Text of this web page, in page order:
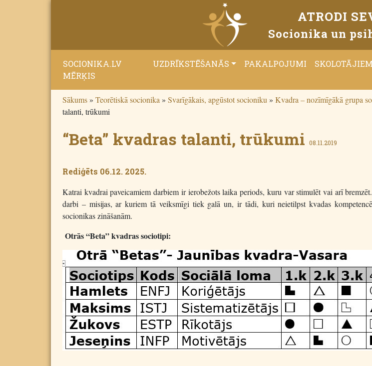
ATRODI
Socionika un
SOCIONIKA.LV
MĒRĶIS
UZDRĪKSTĒŠANĀS PAKALPOJUMI
Sākums» Teorētiskā socionika » Svarīgākais, apgūstot socioniku » Kvadra – nozīmīgākā grupa
talanti, trūkumi
“Beta” kvadras talanti, trūkumi 08.11.2019
Rediģēts 06.12. 2025.
Katrai kvadrai paveicamiem darbiem ir ierobežots laika periods, kuru var stimulēt vai arī
darbi – misijas, ar kuriem tā veiksmīgi tiek galā un, ir tādi, kuri neietilpst kvadas
socionikas zināšanām.
Otrās “Beta” kvadras sociotipi: